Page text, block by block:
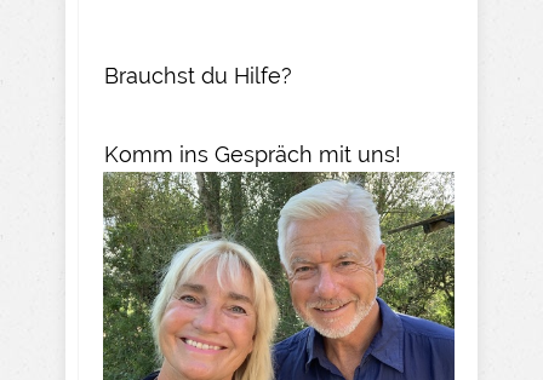
Brauchst du Hilfe?
Komm ins Gespräch mit uns!